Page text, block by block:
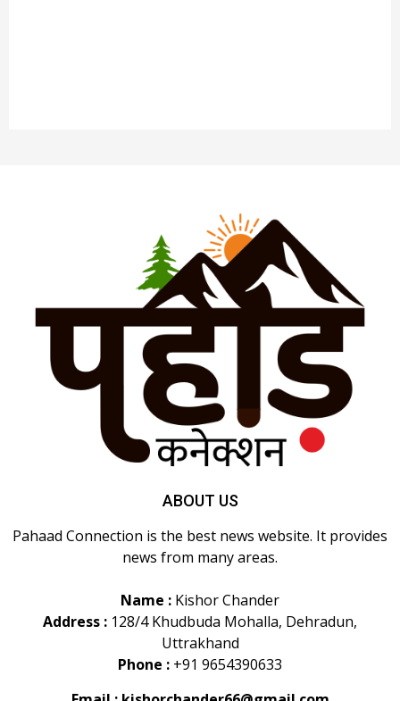
ABOUT US
Pahaad Connection is the best news website. It provides
news from many areas.
Name : Kishor Chander
Address : 128/4 Khudbuda Mohalla, Dehradun,
Uttrakhand
Phone : +91 9654390633